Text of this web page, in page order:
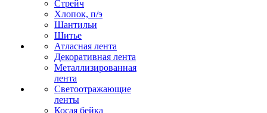
Стрейч
Хлопок, п/э
Шантильи
Шитье
Атласная лента
Декоративная лента
Металлизированная
лента
Светоотражающие
ленты
Косая бейка